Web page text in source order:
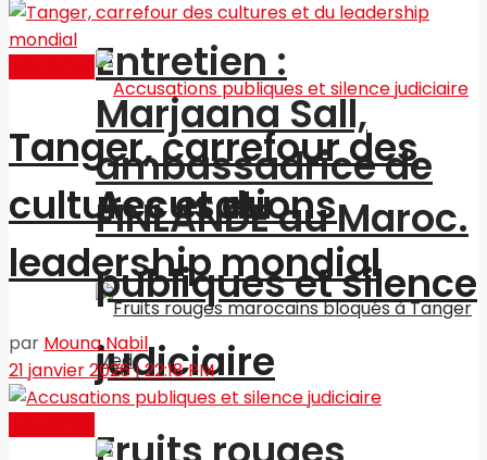
Entretien :
Marjaana Sall,
ambassadrice de
FINLANDE au Maroc.
Accusations
publiques et silence
judiciaire
Tanger, carrefour des
cultures et du
leadership mondial
par Mouna Nabil
21 janvier 2026 | 22:18 PM